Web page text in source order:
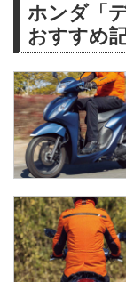
ホンダ「
おすすめ